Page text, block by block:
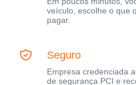
veículo, escolhe o que
pagar.
Seguro
Empresa credenciada
de segurança PCI e